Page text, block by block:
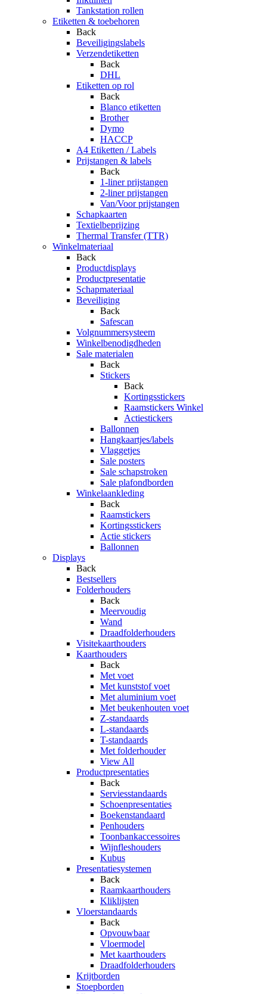
Tankstation rollen
Etiketten & toebehoren
Back
Beveiligingslabels
Verzendetiketten
Back
DHL
Etiketten op rol
Back
Blanco etiketten
Brother
Dymo
HACCP
A4 Etiketten / Labels
Prijstangen & labels
Back
1-liner prijstangen
2-liner prijstangen
Van/Voor prijstangen
Schapkaarten
Textielbeprijzing
Thermal Transfer (TTR)
Winkelmateriaal
Back
Productdisplays
Productpresentatie
Schapmateriaal
Beveiliging
Back
Safescan
Volgnummersysteem
Winkelbenodigdheden
Sale materialen
Back
Stickers
Back
Kortingsstickers
Raamstickers Winkel
Actiestickers
Ballonnen
Hangkaartjes/labels
Vlaggetjes
Sale posters
Sale schapstroken
Sale plafondborden
Winkelaankleding
Back
Raamstickers
Kortingsstickers
Actie stickers
Ballonnen
Displays
Back
Bestsellers
Folderhouders
Back
Meervoudig
Wand
Draadfolderhouders
Visitekaarthouders
Kaarthouders
Back
Met voet
Met kunststof voet
Met aluminium voet
Met beukenhouten voet
Z-standaards
L-standaards
T-standaards
Met folderhouder
View All
Productpresentaties
Back
Serviesstandaards
Schoenpresentaties
Boekenstandaard
Penhouders
Toonbankaccessoires
Wijnfleshouders
Kubus
Presentatiesystemen
Back
Raamkaarthouders
Kliklijsten
Vloerstandaards
Back
Opvouwbaar
Vloermodel
Met kaarthouders
Draadfolderhouders
Krijtborden
Stoepborden